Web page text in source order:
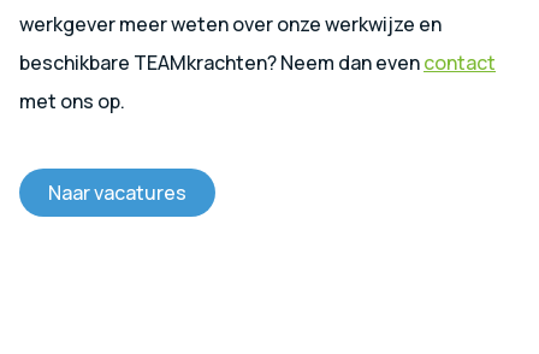
werkgever meer weten over onze werkwijze en
beschikbare TEAMkrachten? Neem dan evencontact
met ons op.
Naar vacatures